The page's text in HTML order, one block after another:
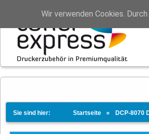
Sie sind hier: Startseite DCP-8070
Wir verwenden Cookies.